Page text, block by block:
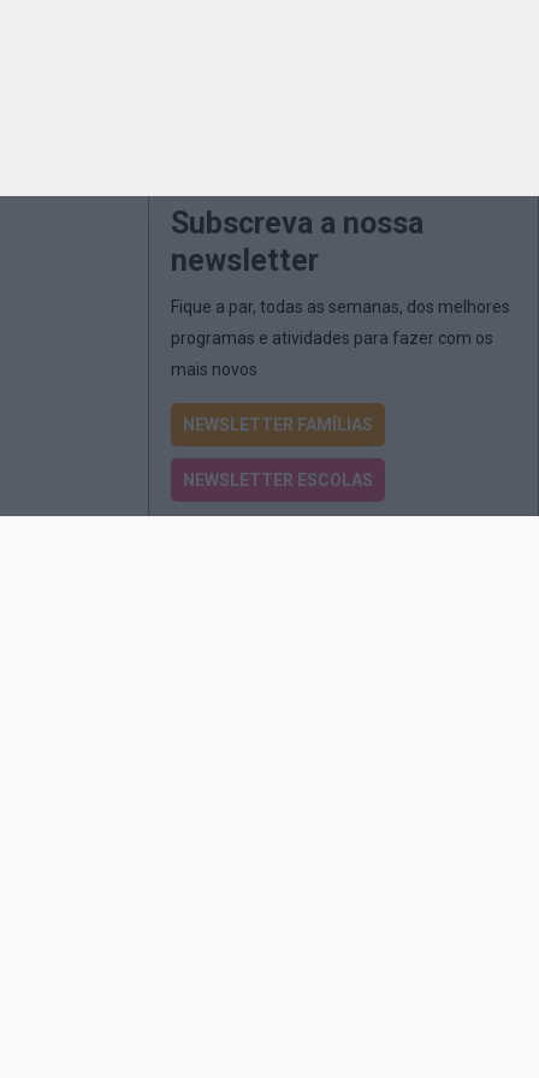
Subscreva a nossa
newsletter
Fique a par, todas as semanas, dos melhores
programas e atividades para fazer com os
mais novos
NEWSLETTER FAMÍLIAS
NEWSLETTER ESCOLAS